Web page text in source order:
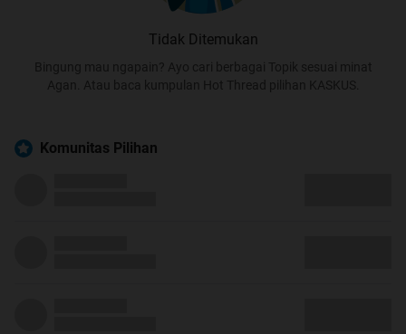
Tidak Ditemukan
Bingung mau ngapain? Ayo cari berbagai Topik sesuai minat
Agan. Atau baca kumpulan Hot Thread pilihan KASKUS.
Komunitas Pilihan